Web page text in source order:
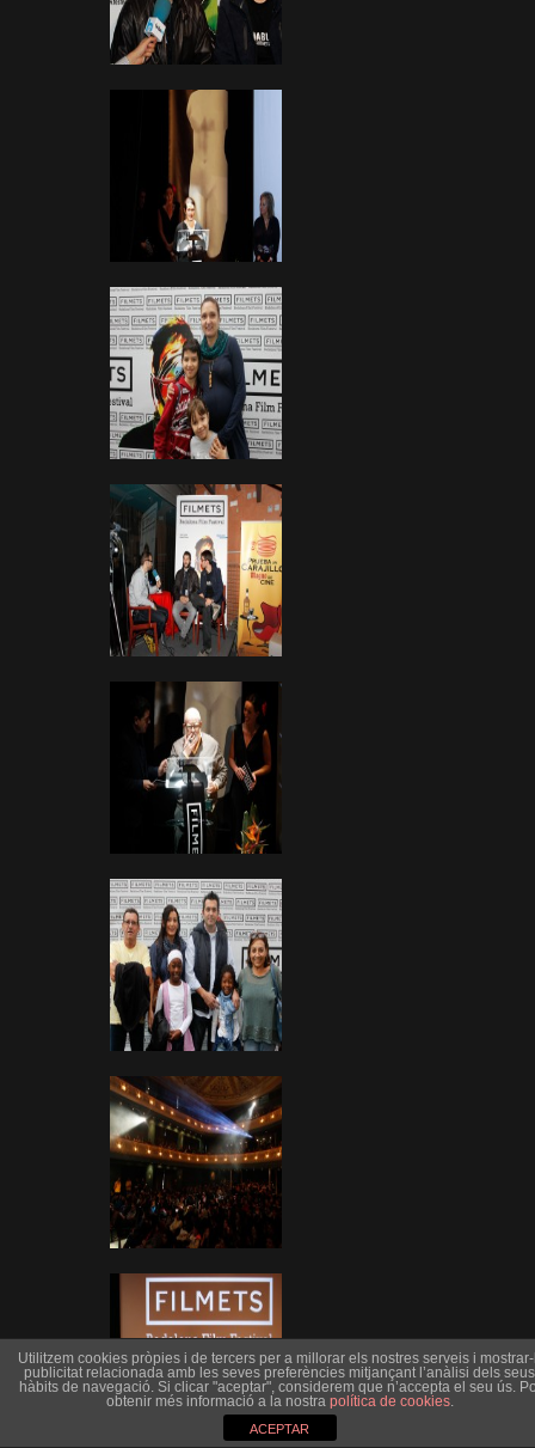
Utilitzem cookies pròpies i de tercers per a millorar els nostres serveis i
publicitat relacionada amb les seves preferències mitjançant l’anàlisi dels seus
hàbits de navegació. Si clicar "aceptar", considerem que n’accepta el seu ús.
obtenir més informació a la nostra política de cookies.
ACEPTAR